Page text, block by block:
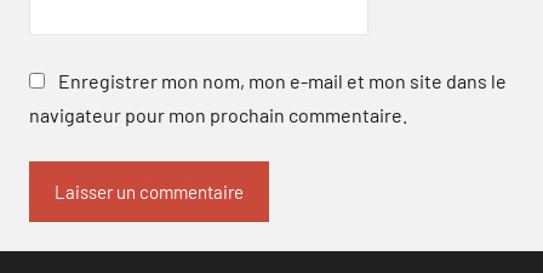
Enregistrer mon nom, mon e-mail et mon site dans le
navigateur pour mon prochain commentaire.